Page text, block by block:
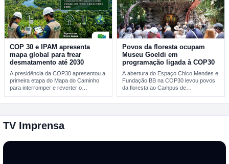
COP 30 e IPAM apresenta
mapa global para frear
desmatamento até 2030
A presidência da COP30 apresentou a
primeira etapa do Mapa do Caminho
para interromper e reverter o
Povos da floresta ocupam
Museu Goeldi em
programação ligada à COP30
A abertura do Espaço Chico Mendes e
Fundação BB na COP30 levou povos
da floresta ao Campus de…
TV Imprensa